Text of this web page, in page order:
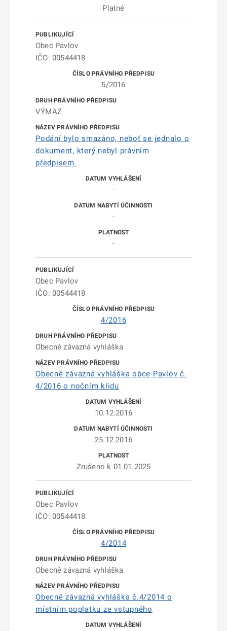
Platné
Obec Pavlov
IČO: 00544418
5/2016
VÝMAZ
Podání bylo smazáno, neboť se jednalo o
dokument, který nebyl právním
předpisem.
-
-
-
Obec Pavlov
IČO: 00544418
4/2016
Obecně závazná vyhláška
Obecně závazná vyhláška obce Pavlov č.
4/2016 o nočním klidu
10.12.2016
25.12.2016
Zrušeno k 01.01.2025
Obec Pavlov
IČO: 00544418
4/2014
Obecně závazná vyhláška
Obecně závazná vyhláška č.4/2014 o
místním poplatku ze vstupného